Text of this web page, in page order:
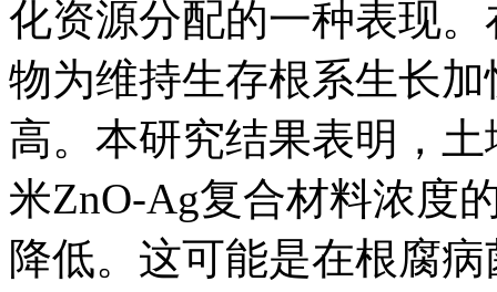
化资源分配的一种表现
物为维持生存根系生长
高。本研究结果表明，
米ZnO-Ag复合材料浓度
降低。这可能是在根腐